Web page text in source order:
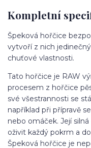
Kompletní
Špeková hořčice
vytvoří z nich
chuťové vlastnosti.
Tato hořčice je RAW
procesem z hořčice
své všestrannosti se
například při přípravě
nebo omáček. Její
oživit každý pokrm a
Špeková hořčice je